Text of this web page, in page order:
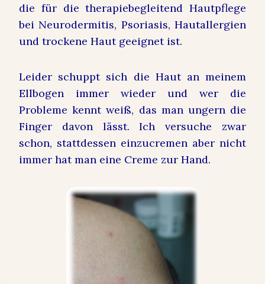
die für die therapiebegleitend Hautpflege
bei Neurodermitis, Psoriasis, Hautallergien
und trockene Haut geeignet ist.
Leider schuppt sich die Haut an meinem
Ellbogen immer wieder und wer die
Probleme kennt weiß, das man ungern die
Finger davon lässt. Ich versuche zwar
schon, stattdessen einzucremen aber nicht
immer hat man eine Creme zur Hand.